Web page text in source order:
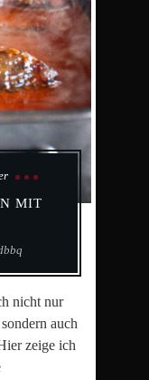
MIT
nicht nur
auch
zeige ich